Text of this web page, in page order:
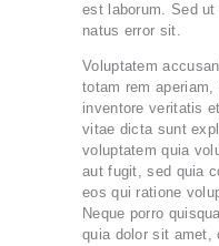
est laborum. Sed
natus error sit.
Voluptatem
totam rem
inventore veritatis
vitae dicta sunt
voluptatem quia
aut fugit, sed quia
eos qui ratione
Neque porro
quia dolor sit amet,